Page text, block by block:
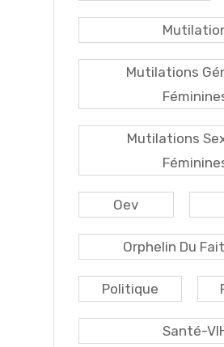
Mutilations
Mutilations
Oev
Orphelin Du
Politique
Santé-